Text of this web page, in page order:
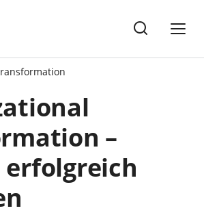
–
erfolgreich